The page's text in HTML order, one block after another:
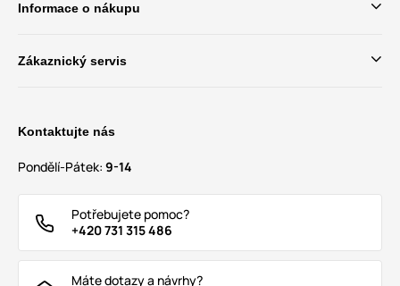
Informace o nákupu
Zákaznický servis
Kontaktujte nás
Pondělí-Pátek: 9-14
Potřebujete pomoc?
+420 731 315 486
Máte dotazy a návrhy?